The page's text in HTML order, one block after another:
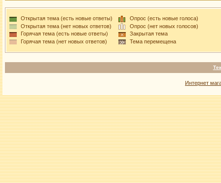
Открытая тема (есть новые ответы)
Открытая тема (нет новых ответов)
Горячая тема (есть новые ответы)
Горячая тема (нет новых ответов)
Опрос (есть новые голоса)
Опрос (нет новых голосов)
Закрытая тема
Тема перемещена
Интернет